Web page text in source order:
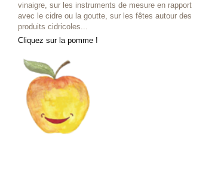
vinaigre, sur les instruments de mesure en rapport
avec le cidre ou la goutte, sur les fêtes autour des
produits cidricoles...
Cliquez sur la pomme !